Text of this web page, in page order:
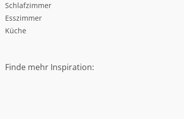
Schlafzimmer
Esszimmer
Küche
Finde mehr Inspiration: